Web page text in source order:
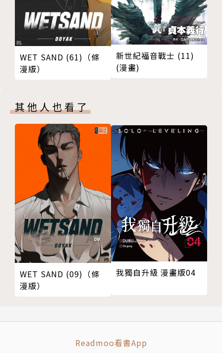
WET SAND (61)（條
漫版）
新世紀福音戰士 (11)
(漫畫)
其他人也看了
WET SAND (09)（條
漫版）
我獨自升級 漫畫版04
Readmoo看書App